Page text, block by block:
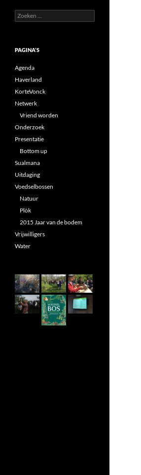
Zoeken
naar:
PAGINA’S
Agenda
Haverland
KorteVonck
Netwerk
Vriend worden
Onderzoek
Presentatie
Bottom up
Sualmana
Uitdaging
Voedselbossen
Natuur
Plök
2015 Jaar van de bodem
Vrijwilligers
Water